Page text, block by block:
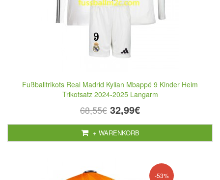
Fußballtrikots Real Madrid Kylian Mbappé 9 Kinder Heim
Trikotsatz 2024-2025 Langarm
68,55€ 32,99€
+ WARENKORB
-53%